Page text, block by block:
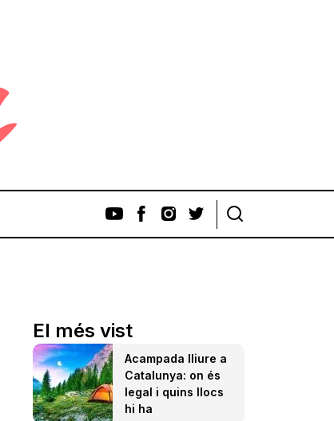
El més vist
Acampada lliure a
Catalunya: on és
legal i quins llocs
hi ha